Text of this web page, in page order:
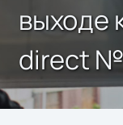
выходе
direct